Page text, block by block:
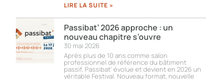
LIRE LA SUITE »
Passibat’ 2026 approche : un
nouveau chapitre s’ouvre
30 mai 2026
Après plus de 10 ans comme salon
professionnel de référence du bâtiment
passif, Passibat’ évolue et devient en 2026 un
véritable Festival. Nouveau format, nouvelle